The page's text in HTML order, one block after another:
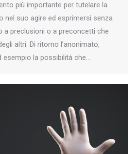
più importante per tutelare la
nel suo agire ed esprimersi senza
preclusioni o a preconcetti che
altri. Di ritorno l’anonimato,
esempio la possibilità che…